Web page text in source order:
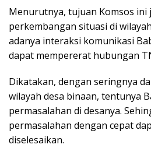
Menurutnya, tujuan Komsos
perkembangan situasi di
adanya interaksi komunikasi
dapat mempererat hubungan
Dikatakan, dengan seringnya
wilayah desa binaan, tentunya
permasalahan di desanya.
permasalahan dengan cepat
diselesaikan.